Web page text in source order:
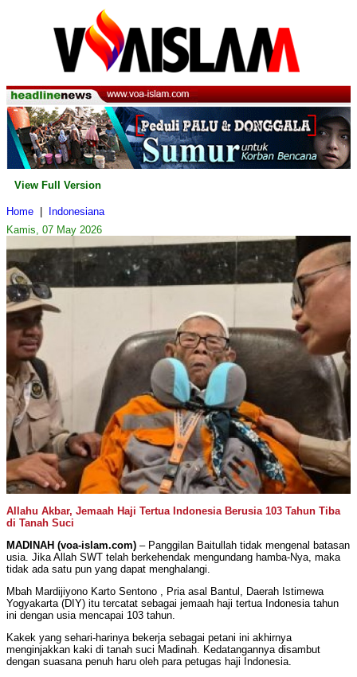
View Full Version
Home
Indonesiana
Kamis, 07 May 2026
Allahu Akbar, Jemaah Haji Tertua Indonesia Berusia 103 Tahun Tiba
di Tanah Suci
MADINAH (voa-islam.com) – Panggilan Baitullah tidak mengenal batasan
usia. Jika Allah SWT telah berkehendak mengundang hamba-Nya, maka
tidak ada satu pun yang dapat menghalangi.
Mbah Mardijiyono Karto Sentono , Pria asal Bantul, Daerah Istimewa
Yogyakarta (DIY) itu tercatat sebagai jemaah haji tertua Indonesia tahun
ini dengan usia mencapai 103 tahun.
Kakek yang sehari-harinya bekerja sebagai petani ini akhirnya
menginjakkan kaki di tanah suci Madinah. Kedatangannya disambut
dengan suasana penuh haru oleh para petugas haji Indonesia.